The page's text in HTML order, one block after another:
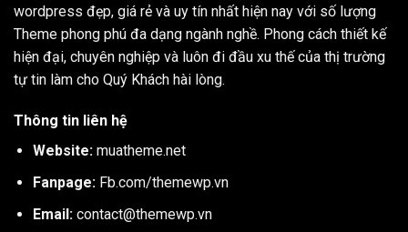
wordpress đẹp, giá rẻ và uy tín nhất hiện nay với số lượng
Theme phong phú đa dạng ngành nghề. Phong cách thiết kế
hiện đại, chuyên nghiệp và luôn đi đầu xu thế của thị trường
tự tin làm cho Quý Khách hài lòng.
Thông tin liên hệ
Website: muatheme.net
Fanpage: Fb.com/themewp.vn
Email: contact@themewp.vn